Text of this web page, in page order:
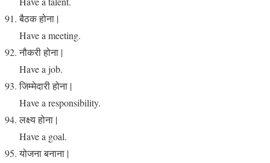
बैठक होना |
Have a meeting.
नौकरी होना |
Have a job.
जिम्मेदारी होना |
Have a responsibility.
लक्ष्य होना |
Have a goal.
योजना बनाना |